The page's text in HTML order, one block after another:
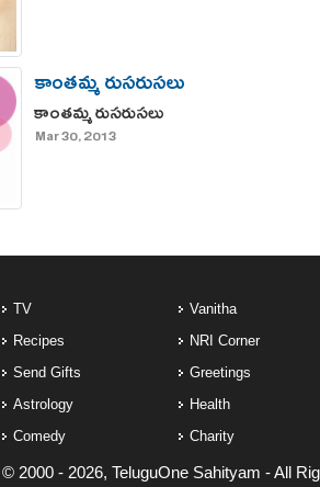
కాంతమ్మ రుసరుసలు
కాంతమ్మ రుసరుసలు
Mar 30, 2013
TV
Recipes
Send Gifts
Astrology
Comedy
Vanitha
NRI Corner
Greetings
Health
Charity
2000 - 2026, TeluguOne Sahityam - All